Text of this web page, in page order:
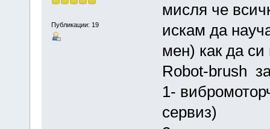
Публикации: 19
мисля че
искам да
мен) как да си
Robot-brush
1-
сервиз)